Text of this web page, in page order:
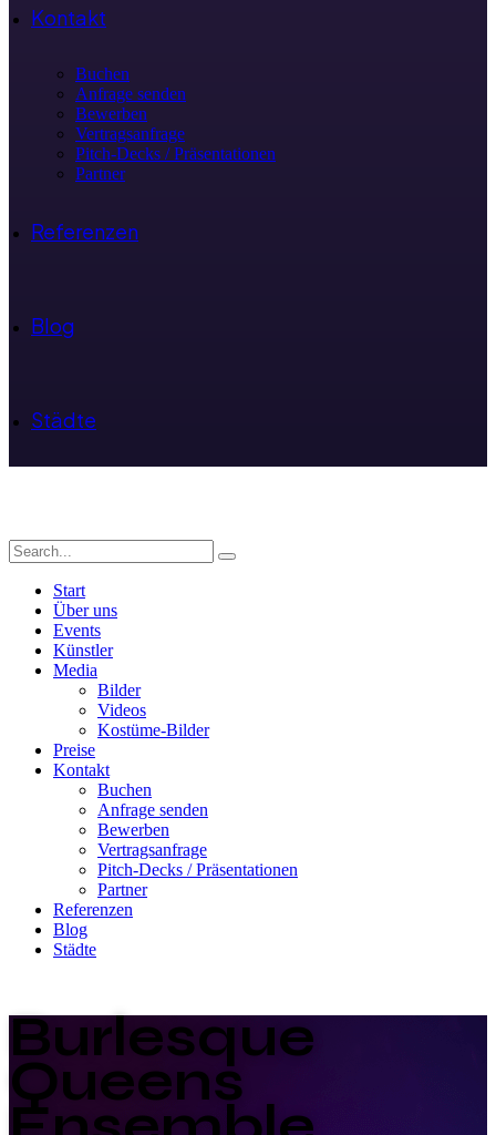
Kontakt
Buchen
Anfrage senden
Bewerben
Vertragsanfrage
Pitch-Decks / Präsentationen
Partner
Referenzen
Blog
Städte
Start
Über uns
Events
Künstler
Media
Bilder
Videos
Kostüme-Bilder
Preise
Kontakt
Buchen
Anfrage senden
Bewerben
Vertragsanfrage
Pitch-Decks / Präsentationen
Partner
Referenzen
Blog
Städte
Burlesque
Queens